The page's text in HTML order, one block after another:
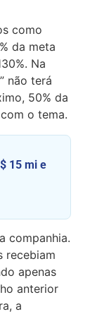
como
da meta
Na
não terá
50% da
o tema.
15 mi e
companhia.
recebiam
apenas
anterior
a